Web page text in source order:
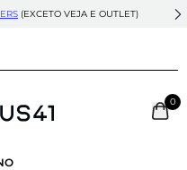
(EXCETO VEJA E OUTLET)
0